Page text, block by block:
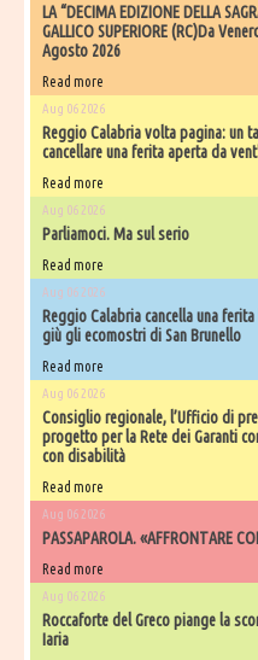
LA “DECIMA EDIZIONE DELLA
GALLICO SUPERIORE (RC)Da
Agosto 2026
Read more
Aug 06 2026
​Reggio Calabria volta pagina: un
cancellare una ferita aperta da
Read more
Aug 06 2026
Parliamoci. Ma sul serio
Read more
Aug 06 2026
Reggio Calabria cancella una ferita
giù gli ecomostri di San Brunello
Read more
Aug 06 2026
Consiglio regionale, l’Ufficio di
progetto per la Rete dei Garanti
con disabilità
Read more
Aug 06 2026
PASSAPAROLA. «AFFRONTARE
Read more
Aug 06 2026
Roccaforte del Greco piange la
Iaria